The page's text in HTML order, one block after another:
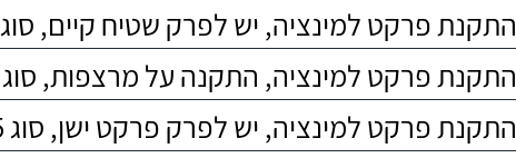
התקנת פרקט למינציה, יש לפרק שטיח קיים, סוג AC4
התקנת פרקט למינציה, התקנה על מרצפות, סוג AC3
התקנת פרקט למינציה, יש לפרק פרקט ישן, סוג AC5